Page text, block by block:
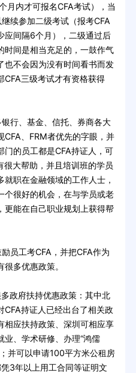
月内才可报名CFA考试），当
续参加二级考试（报考CFA
应间隔6个月），二级通过后
时间是相当充足的，一鼓作气
也不会因为没有时间看书而发
CFA三级考试才有资格获得
、基金、信托、券商各大
CFA、FRM者优先的字眼，并
门的员工都是CFA持证人，可
很大帮助，并且培训班的学员
职在金融领域的工作人士，
个很好的机会，在与学员或老
更能在自己职业规划上获得帮
工考CFA，并把CFA作为
多优惠政策。
府扶持优惠政策：其中北
CFA持证人已经出台了相关政
相应扶持政策、深圳可相应享
、学术研修、办理“鸿儒
并可以申请100平方米公租房
3年以上用工合同等证明文